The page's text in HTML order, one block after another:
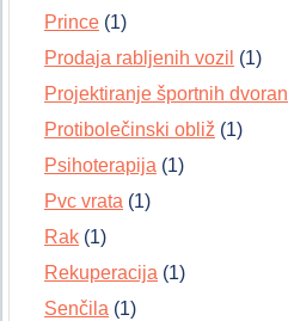
Prince (1)
Prodaja rabljenih vozil (1)
Projektiranje športnih dvoran
Protibolečinski obliž (1)
Psihoterapija (1)
Pvc vrata (1)
Rak (1)
Rekuperacija (1)
Senčila (1)